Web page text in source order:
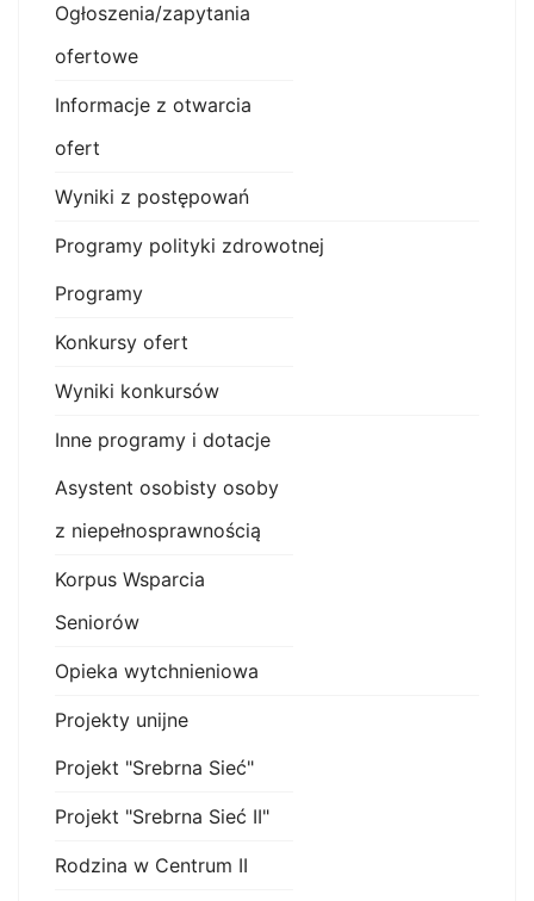
Ogłoszenia/zapytania
ofertowe
Informacje z otwarcia
ofert
Wyniki z postępowań
Programy polityki zdrowotnej
Programy
Konkursy ofert
Wyniki konkursów
Inne programy i dotacje
Asystent osobisty osoby
z niepełnosprawnością
Korpus Wsparcia
Seniorów
Opieka wytchnieniowa
Projekty unijne
Projekt "Srebrna Sieć"
Projekt "Srebrna Sieć II"
Rodzina w Centrum II